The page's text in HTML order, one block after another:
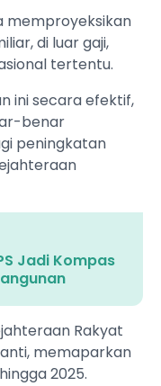
memproyeksikan
di luar gaji,
tertentu.
ini secara efektif,
benar
peningkatan
Jadi Kompas
Rakyat
memaparkan
2025.